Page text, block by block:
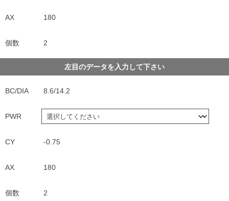
AX 180
個数 2
左目のデータを入力して下さい
BC/DIA 8.6/14.2
PWR
CY -0.75
AX 180
個数 2